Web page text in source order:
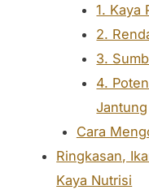
1. Kaya
2.
3.
4.
Jantung
Cara
Ringkasan,
Kaya Nutrisi